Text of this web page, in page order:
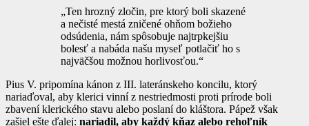
„Ten hrozný zločin, pre ktorý boli skazené
a nečisté mestá zničené ohňom božieho
odsúdenia, nám spôsobuje najtrpkejšiu
bolesť a nabáda našu myseľ potlačiť ho s
najväčšou možnou horlivosťou.“
Pius V. pripomína kánon z III. lateránskeho koncilu, ktorý
nariaďoval, aby klerici vinní z nestriedmosti proti prírode boli
zbavení klerického stavu alebo poslaní do kláštora. Pápež však
zašiel ešte ďalej: nariadil, aby každý kňaz alebo rehoľník